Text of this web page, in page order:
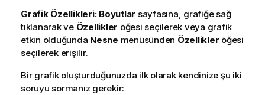
Grafik Özellikleri: Boyutlar sayfasına, grafiğe sağ
tıklanarak ve Özellikler öğesi seçilerek veya grafik
etkin olduğunda Nesne menüsünden Özellikler öğesi
seçilerek erişilir.
Bir grafik oluşturduğunuzda ilk olarak kendinize şu iki
soruyu sormanız gerekir: